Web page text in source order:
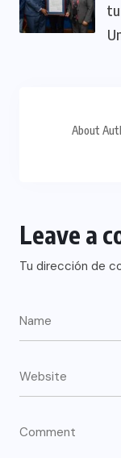
About
Leave a
Tu dirección de